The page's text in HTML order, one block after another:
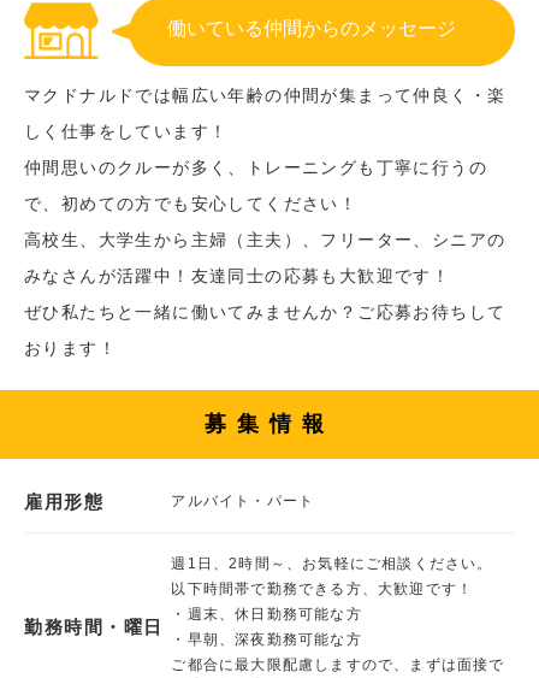
働いている仲間からのメッセージ
マクドナルドでは幅広い年齢の仲間が集まって仲良く・楽
しく仕事をしています！
仲間思いのクルーが多く、トレーニングも丁寧に行うの
で、初めての方でも安心してください！
高校生、大学生から主婦（主夫）、フリーター、シニアの
みなさんが活躍中！友達同士の応募も大歓迎です！
ぜひ私たちと一緒に働いてみませんか？ご応募お待ちして
おります！
募集情報
雇用形態 アルバイト・パート
勤務時間・曜日
週1日、2時間～、お気軽にご相談ください。
以下時間帯で勤務できる方、大歓迎です！
・週末、休日勤務可能な方
・早朝、深夜勤務可能な方
ご都合に最大限配慮しますので、まずは面接で